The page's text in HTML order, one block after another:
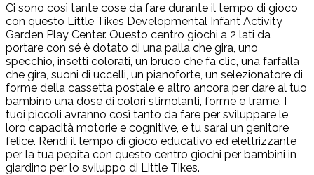
Ci sono così tante cose da fare durante il tempo di gioco
con questo Little Tikes Developmental Infant Activity
Garden Play Center. Questo centro giochi a 2 lati da
portare con sé è dotato di una palla che gira, uno
specchio, insetti colorati, un bruco che fa clic, una farfalla
che gira, suoni di uccelli, un pianoforte, un selezionatore di
forme della cassetta postale e altro ancora per dare al tuo
bambino una dose di colori stimolanti, forme e trame. I
tuoi piccoli avranno così tanto da fare per sviluppare le
loro capacità motorie e cognitive, e tu sarai un genitore
felice. Rendi il tempo di gioco educativo ed elettrizzante
per la tua pepita con questo centro giochi per bambini in
giardino per lo sviluppo di Little Tikes.